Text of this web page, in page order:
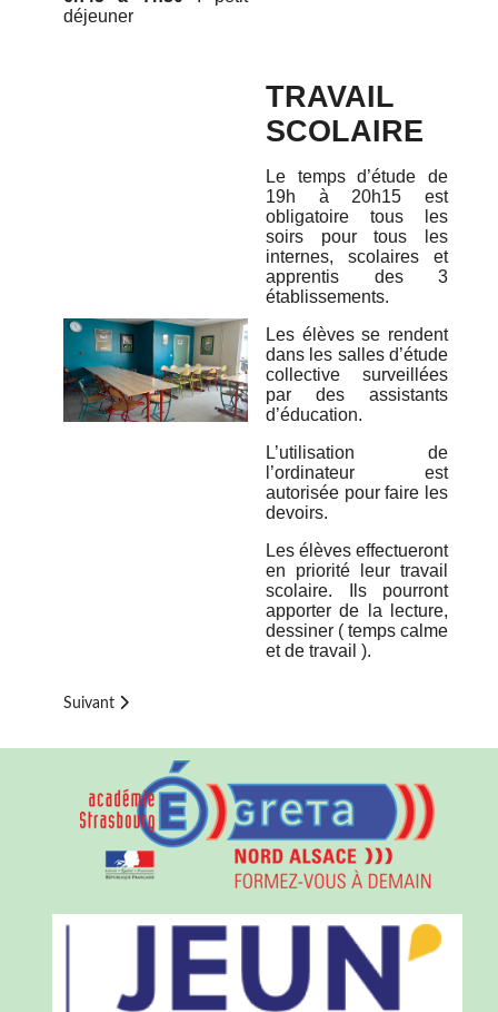
déjeuner
TRAVAIL
SCOLAIRE
Le temps d’étude de
19h à 20h15 est
obligatoire tous les
soirs pour tous les
internes, scolaires et
apprentis des 3
établissements.
Les élèves se rendent
dans les salles d’étude
collective surveillées
par des assistants
d’éducation.
L’utilisation de
l’ordinateur est
autorisée pour faire les
devoirs.
Les élèves effectueront
en priorité leur travail
scolaire. Ils pourront
apporter de la lecture,
dessiner ( temps calme
et de travail ).
Article suivant : Mentions légales
Suivant